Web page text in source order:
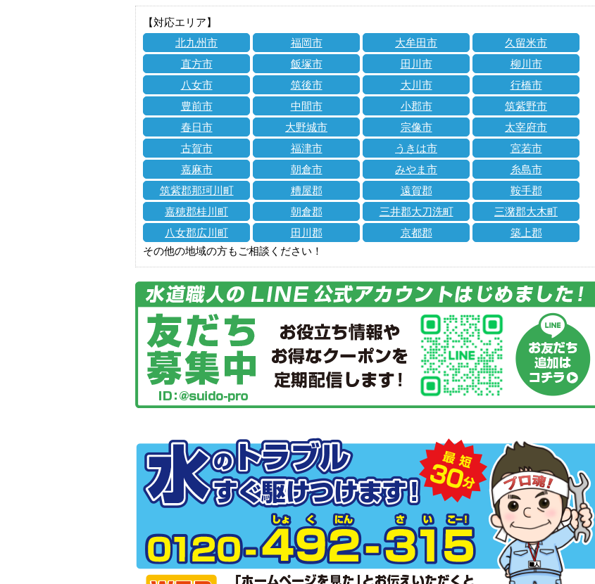
【対応エリア】
北九州市
福岡市 大牟田市
久留米市
直方市
飯塚市 田川市
柳川市
八女市
筑後市 大川市
行橋市
豊前市
中間市 小郡市
筑紫野市
春日市
大野城市 宗像市
太宰府市
古賀市
福津市 うきは市
宮若市
嘉麻市
朝倉市 みやま市
糸島市
筑紫郡那珂川町
糟屋郡 遠賀郡
鞍手郡
嘉穂郡桂川町
朝倉郡 三井郡大刀洗町
三潴郡大木町
八女郡広川町
田川郡 京都郡
築上郡
その他の地域の方もご相談ください！